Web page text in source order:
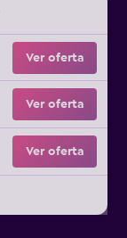
Ver oferta
Ver oferta
Ver oferta